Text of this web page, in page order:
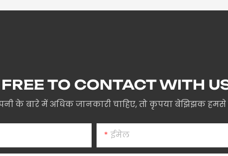
TO CONTACT WITH
के बारे में अधिक जानकारी चाहिए, तो कृपया बेझिझक
ईमेल